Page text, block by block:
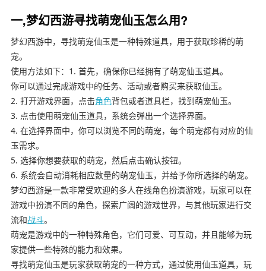
一,梦幻西游寻找萌宠仙玉怎么用?
梦幻西游中，寻找萌宠仙玉是一种特殊道具，用于获取珍稀的萌
宠。
使用方法如下：1. 首先，确保你已经拥有了萌宠仙玉道具。
你可以通过完成游戏中的任务、活动或者购买来获取仙玉。
2. 打开游戏界面，点击角色背包或者道具栏，找到萌宠仙玉。
3. 点击使用萌宠仙玉道具，系统会弹出一个选择界面。
4. 在选择界面中，你可以浏览不同的萌宠，每个萌宠都有对应的仙
玉需求。
5. 选择你想要获取的萌宠，然后点击确认按钮。
6. 系统会自动消耗相应数量的萌宠仙玉，并给予你所选择的萌宠。
梦幻西游是一款非常受欢迎的多人在线角色扮演游戏，玩家可以在
游戏中扮演不同的角色，探索广阔的游戏世界，与其他玩家进行交
流和战斗。
萌宠是游戏中的一种特殊角色，它们可爱、可互动，并且能够为玩
家提供一些特殊的能力和效果。
寻找萌宠仙玉是玩家获取萌宠的一种方式，通过使用仙玉道具，玩